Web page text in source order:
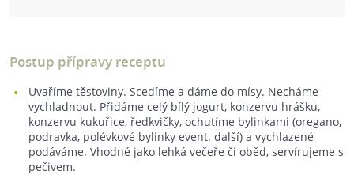
Postup přípravy receptu
Uvaříme těstoviny. Scedíme a dáme do mísy. Necháme
vychladnout. Přidáme celý bílý jogurt, konzervu hrášku,
konzervu kukuřice, ředkvičky, ochutíme bylinkami (oregano,
podravka, polévkové bylinky event. další) a vychlazené
podáváme. Vhodné jako lehká večeře či oběd, servírujeme s
pečivem.